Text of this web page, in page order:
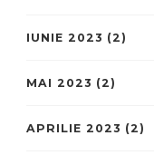
IUNIE 2023 (2)
MAI 2023 (2)
APRILIE 2023 (2)